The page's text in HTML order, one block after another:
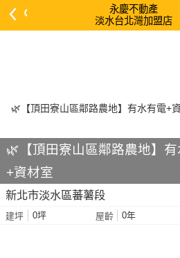
永慶不動產
淡水台北灣加盟店
🌿【頂田寮山區鄰路農地】有
+資材室
新北市淡水區蕃薯段
建坪 0坪 屋齡 0年